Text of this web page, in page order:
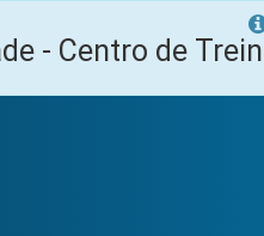
- Centro de